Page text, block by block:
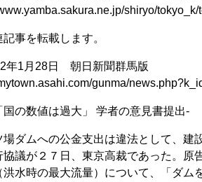
shiryo/
事を転載します。
年1月28日 朝日新聞群馬版
gunma/
の数値は過大」 学者の意見書提出-
ダムへの公金支出は違法として、建
協議が２７日、東京高裁であった。
洪水時の最大流量）について、「ダム